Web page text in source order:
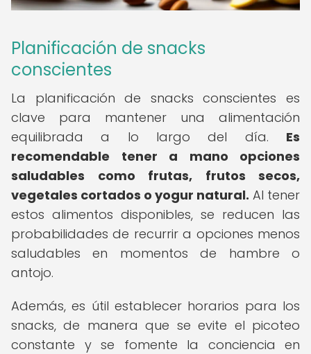
Planificación de snacks
conscientes
La planificación de snacks conscientes es
clave para mantener una alimentación
equilibrada a lo largo del día. Es
recomendable tener a mano opciones
saludables como frutas, frutos secos,
vegetales cortados o yogur natural. Al tener
estos alimentos disponibles, se reducen las
probabilidades de recurrir a opciones menos
saludables en momentos de hambre o
antojo.
Además, es útil establecer horarios para los
snacks, de manera que se evite el picoteo
constante y se fomente la conciencia en